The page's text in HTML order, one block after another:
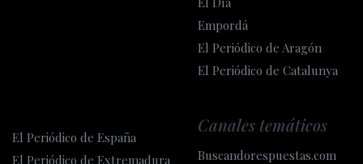
Empordá
El Periódico de Aragón
El Periódico de Catalunya
El Periódico de España
El Periódico de Extremadura
Canales temáticos
Buscandorespuestas.com